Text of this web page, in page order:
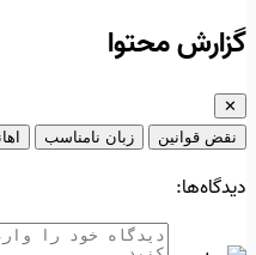
گزارش محتوا
✕
نقض قوانین
زبان نامناسب
دیدگاه‌ها: